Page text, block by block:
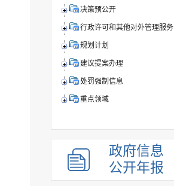
决策预公开
行政许可和其他对外管理服务
规划计划
建议提案办理
处罚强制信息
重点领域
政府信息
公开年报